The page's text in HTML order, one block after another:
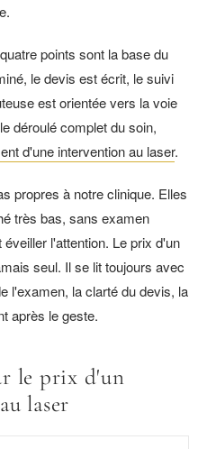
points sont la base du
le devis est écrit, le suivi
est orientée vers la voie
déroulé complet du soin,
d'une intervention au laser.
propres à notre clinique. Elles
très bas, sans examen
l'attention. Le prix d'un
seul. Il se lit toujours avec
l'examen, la clarté du devis, la
après le geste.
le prix d'un
laser